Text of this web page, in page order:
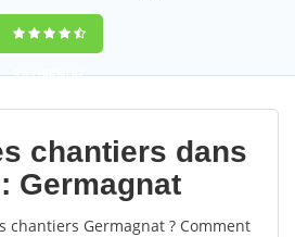
9,5(100%)62
votes
chantiers dans
Germagnat
chantiers Germagnat ? Comment